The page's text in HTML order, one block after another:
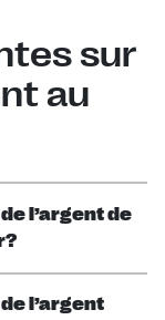
sur
au
l’argent de
l’argent